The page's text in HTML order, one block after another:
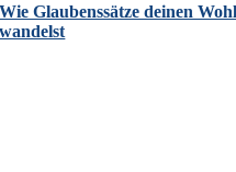
Wie Glaubenssätze deinen
wandelst